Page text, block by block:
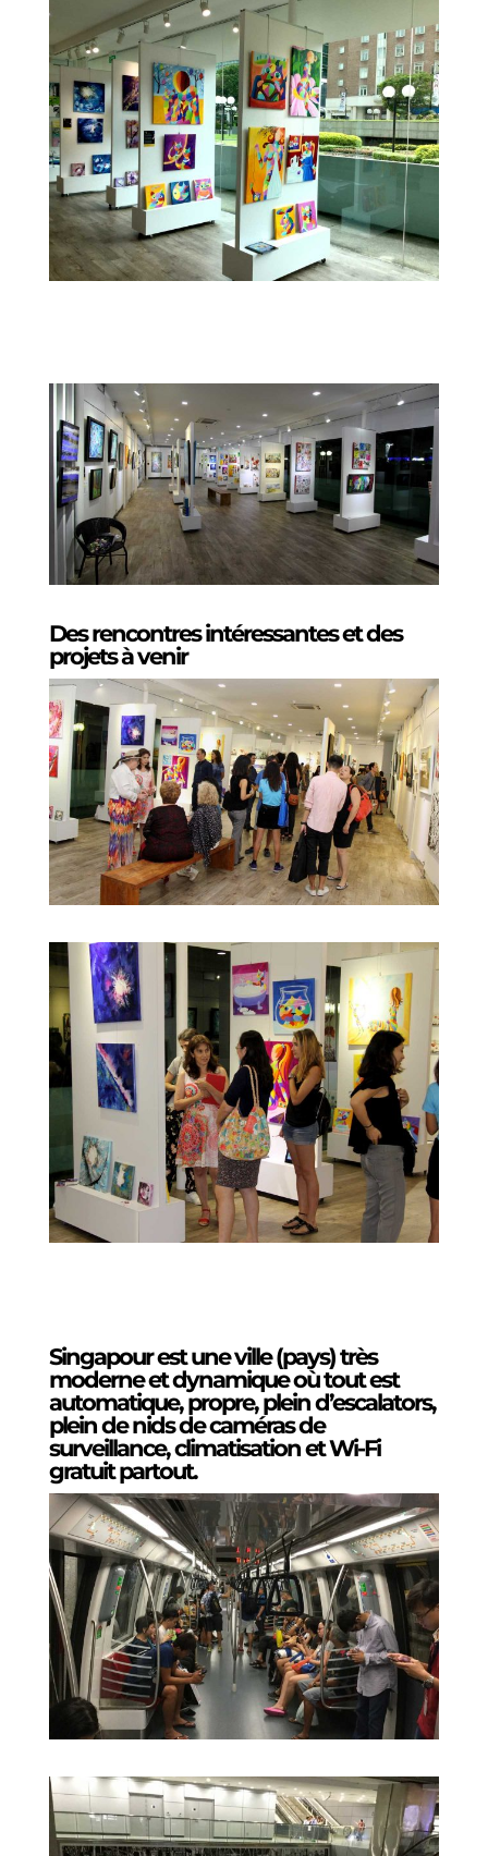
Des rencontres intéressantes et des
projets à venir
Singapour est une ville (pays) très
moderne et dynamique où tout est
automatique, propre, plein d’escalators,
plein de nids de caméras de
surveillance, climatisation et Wi-Fi
gratuit partout.